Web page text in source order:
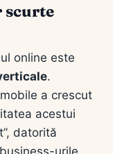
scurte
online este
.
a crescut
acestui
datorită
urile